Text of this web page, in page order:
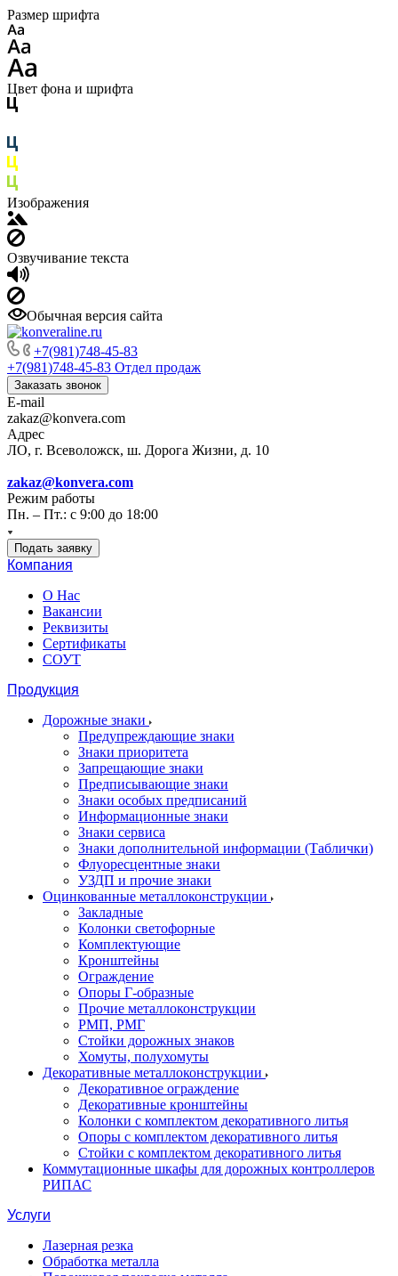
Размер шрифта
Цвет фона и шрифта
Изображения
Озвучивание текста
Обычная версия сайта
+7(981)748-45-83
+7(981)748-45-83 Отдел продаж
Заказать звонок
E-mail
zakaz@konvera.com
Адрес
ЛО, г. Всеволожск, ш. Дорога Жизни, д. 10
zakaz@konvera.com
Режим работы
Пн. – Пт.: с 9:00 до 18:00
Подать заявку
Компания
О Нас
Вакансии
Реквизиты
Сертификаты
СОУТ
Продукция
Дорожные знаки
Предупреждающие знаки
Знаки приоритета
Запрещающие знаки
Предписывающие знаки
Знаки особых предписаний
Информационные знаки
Знаки сервиса
Знаки дополнительной информации (Таблички)
Флуоресцентные знаки
УЗДП и прочие знаки
Оцинкованные металлоконструкции
Закладные
Колонки светофорные
Комплектующие
Кронштейны
Ограждение
Опоры Г-образные
Прочие металлоконструкции
РМП, РМГ
Стойки дорожных знаков
Хомуты, полухомуты
Декоративные металлоконструкции
Декоративное ограждение
Декоративные кронштейны
Колонки с комплектом декоративного литья
Опоры с комплектом декоративного литья
Стойки с комплектом декоративного литья
Коммутационные шкафы для дорожных контроллеров
РИПАС
Услуги
Лазерная резка
Обработка металла